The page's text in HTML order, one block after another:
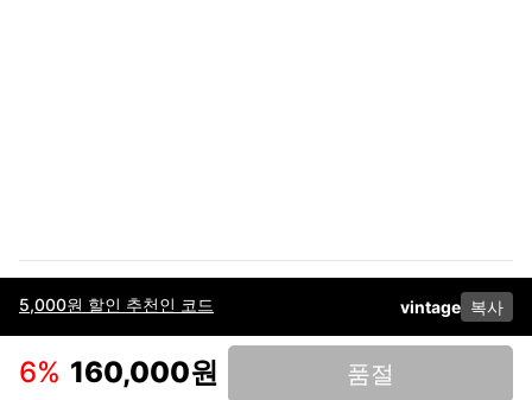
5,000원 할인 추천인 코드 vintage 복사
6% 160,000원 품절
이용약관고객센터판매개인정보 처리방침사업자 정보다운로드
인스타그램